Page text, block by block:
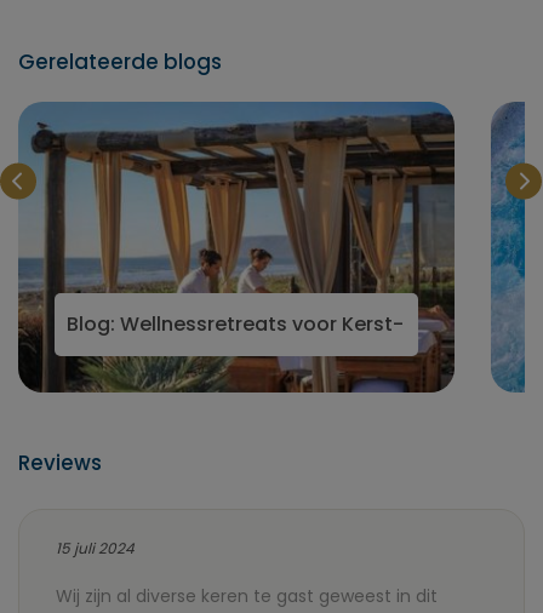
Gerelateerde blogs
& Spa Retreats
Blog: Wellnessretreats voor Kerst- en Nieuwjaar
Reviews
15 juli 2024
Wij zijn al diverse keren te gast geweest in dit